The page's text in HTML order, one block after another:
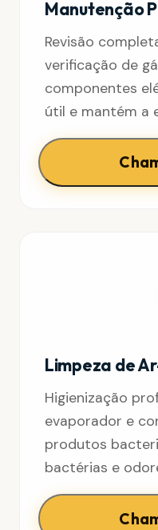
Manutenção
Revisão
verificação de
componentes
útil e mantém a
Limpeza de
Higienização
evaporador e
produtos
bactérias e